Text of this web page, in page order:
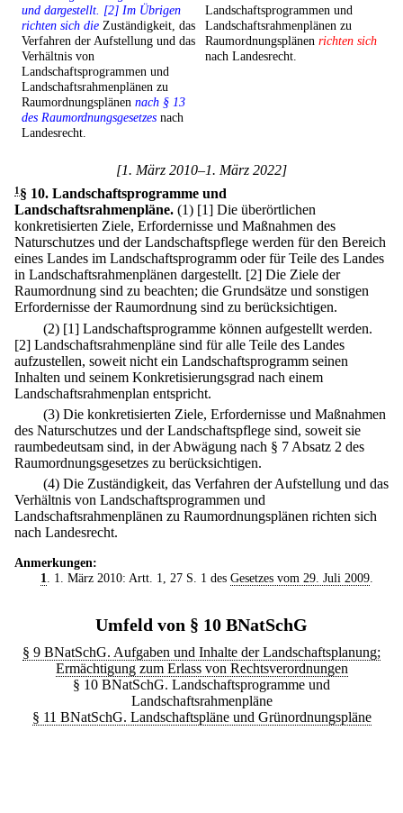
und dargestellt. [2] Im Übrigen
richten sich die Zuständigkeit, das
Verfahren der Aufstellung und das
Verhältnis von
Landschaftsprogrammen und
Landschaftsrahmenplänen zu
Raumordnungsplänen nach § 13
des Raumordnungsgesetzes nach
Landesrecht.
Landschaftsprogrammen und
Landschaftsrahmenplänen zu
Raumordnungsplänen richten sich
nach Landesrecht.
[1. März 2010–1. März 2022]
1§ 10. Landschaftsprogramme und
Landschaftsrahmenpläne. (1) [1] Die überörtlichen
konkretisierten Ziele, Erfordernisse und Maßnahmen des
Naturschutzes und der Landschaftspflege werden für den Bereich
eines Landes im Landschaftsprogramm oder für Teile des Landes
in Landschaftsrahmenplänen dargestellt. [2] Die Ziele der
Raumordnung sind zu beachten; die Grundsätze und sonstigen
Erfordernisse der Raumordnung sind zu berücksichtigen.
(2) [1] Landschaftsprogramme können aufgestellt werden.
[2] Landschaftsrahmenpläne sind für alle Teile des Landes
aufzustellen, soweit nicht ein Landschaftsprogramm seinen
Inhalten und seinem Konkretisierungsgrad nach einem
Landschaftsrahmenplan entspricht.
(3) Die konkretisierten Ziele, Erfordernisse und Maßnahmen
des Naturschutzes und der Landschaftspflege sind, soweit sie
raumbedeutsam sind, in der Abwägung nach § 7 Absatz 2 des
Raumordnungsgesetzes zu berücksichtigen.
(4) Die Zuständigkeit, das Verfahren der Aufstellung und das
Verhältnis von Landschaftsprogrammen und
Landschaftsrahmenplänen zu Raumordnungsplänen richten sich
nach Landesrecht.
Anmerkungen:
1
. 1. März 2010: Artt. 1, 27 S. 1 des Gesetzes vom 29. Juli 2009.
Umfeld von § 10 BNatSchG
§ 9 BNatSchG. Aufgaben und Inhalte der Landschaftsplanung;
Ermächtigung zum Erlass von Rechtsverordnungen
§ 10 BNatSchG. Landschaftsprogramme und
Landschaftsrahmenpläne
§ 11 BNatSchG. Landschaftspläne und Grünordnungspläne